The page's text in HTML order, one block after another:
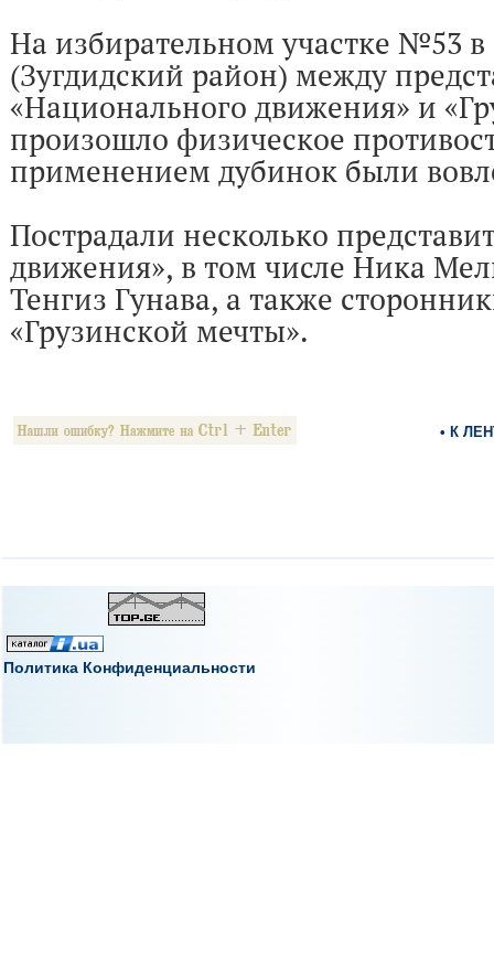
На избирательном участке №53 в
(Зугдидский район) между
«Национального движения» и
произошло физическое
применением дубинок были
Пострадали несколько
движения», в том числе Ника
Тенгиз Гунава, а также
«Грузинской мечты».
• К
Политика Конфиденциальности